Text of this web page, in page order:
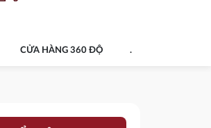
CỬA HÀNG 360 ĐỘ .